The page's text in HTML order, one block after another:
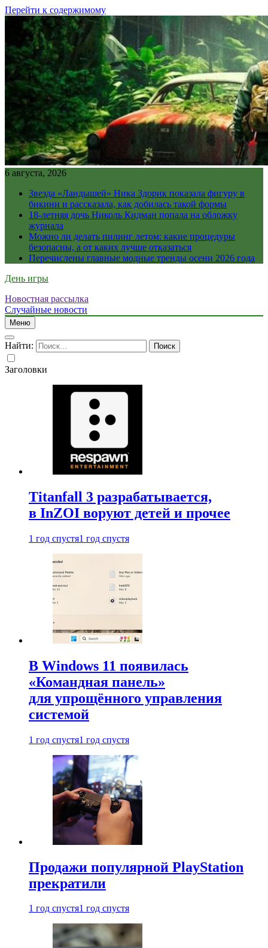
Перейти к содержимому
6 августа, 2026
Звезда «Ландышей» Ника Здорик показала фигуру в
бикини и рассказала, как добилась такой формы
18-летняя дочь Николь Кидман попала на обложку
журнала
Можно ли делать пилинг летом: какие процедуры
безопасны, а от каких лучше отказаться
Перечислены главные модные тренды осени 2026 года
День игры
Новостная рассылка
Случайные новости
Меню
Найти:
Заголовки
Titanfall 3 разрабатывается,
в InZOI воруют детей и прочее
1 год спустя1 год спустя
В Windows 11 появилась
«Командная панель»
для упрощённого управления
системой
1 год спустя1 год спустя
Продажи популярной PlayStation
прекратили
1 год спустя1 год спустя